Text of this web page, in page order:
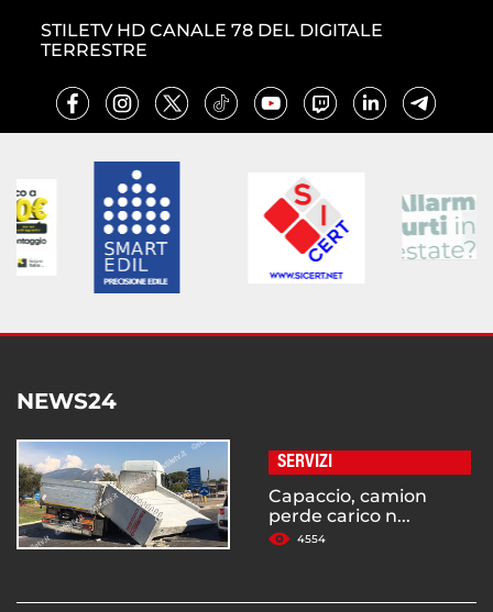
STILETV HD CANALE 78 DEL DIGITALE
TERRESTRE
NEWS24
SERVIZI
Capaccio, camion
perde carico n...
4554